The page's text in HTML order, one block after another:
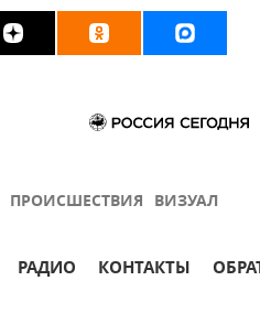
ПРОИСШЕСТВИЯ ВИЗУАЛ
РАДИО КОНТАКТЫ